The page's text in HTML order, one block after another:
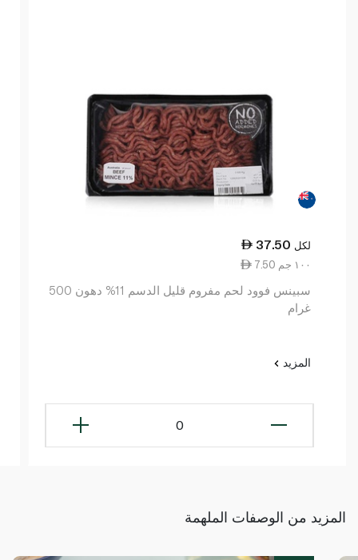
37.50 لكل
7.50 ١٠٠ جم
سبينس فوود لحم مفروم قليل الدسم 11% دهون 500
غرام
المزيد
0
المزيد من الوصفات الملهمة